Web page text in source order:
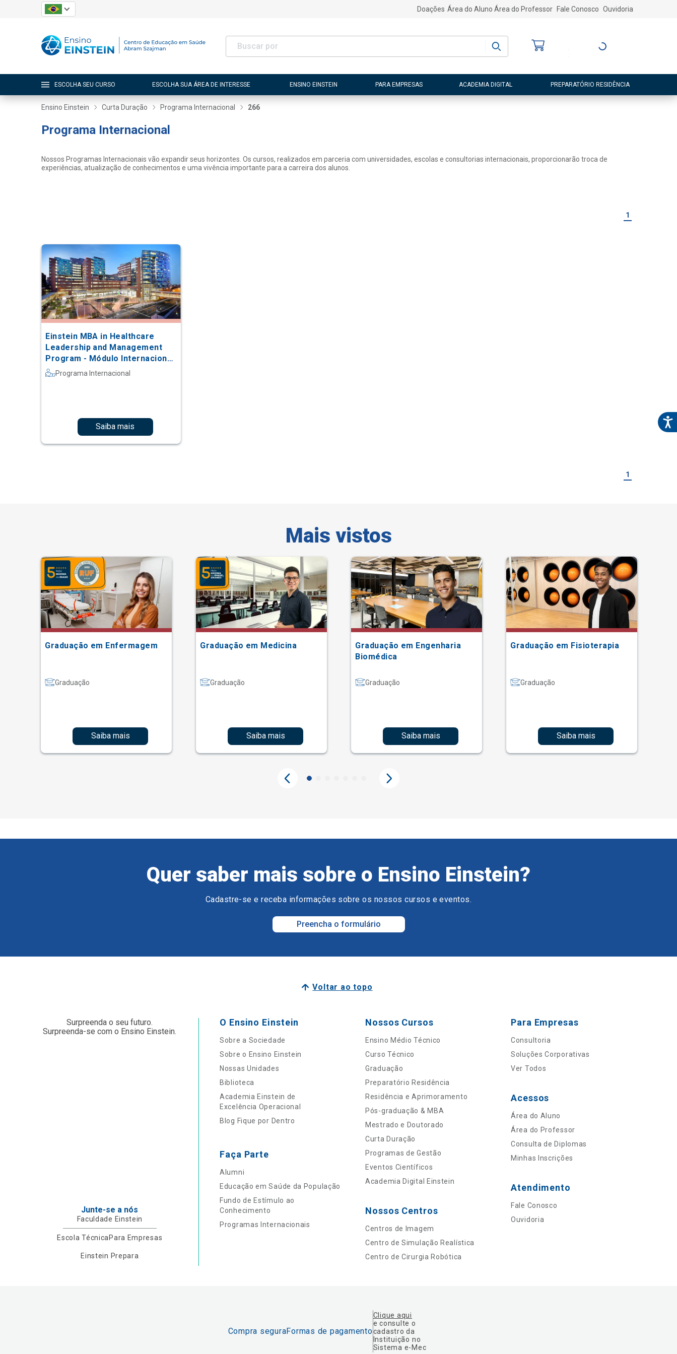
Doações Área do Aluno Área do Professor Fale Conosco Ouvidoria
Entre ou Cadastre-
ESCOLHA SEU CURSO ESCOLHA SUA ÁREA DE INTERESSE ENSINO EINSTEIN PARA EMPRESAS ACADEMIA DIGITAL PREPARATÓRIO RESIDÊNCIA
Ensino Einstein Curta Duração Programa Internacional 266
Programa Internacional
Nossos Programas Internacionais vão expandir seus horizontes. Os cursos, realizados em parceria com universidades, escolas e consultorias internacionais, proporcionarão troca de
experiências, atualização de conhecimentos e uma vivência importante para a carreira dos alunos.
1
Einstein MBA in Healthcare
Leadership and Management
Program - Módulo Internacional
na Johns Hopkins
Programa Internacional
Saiba mais
1
Mais vistos
Graduação em Enfermagem
Graduação
Saiba mais
Graduação em Medicina
Graduação
Saiba mais
Graduação em Engenharia
Biomédica
Graduação
Saiba mais
Graduação em Fisioterapia
Graduação
Saiba mais
Quer saber mais sobre o Ensino Einstein?
Cadastre-se e receba informações sobre os nossos cursos e eventos.
Preencha o formulário
Voltar ao topo
Surpreenda o seu futuro.
Surpreenda-se com o Ensino Einstein.
Junte-se a nós
Faculdade Einstein
Escola Técnica Para Empresas
Einstein Prepara
O Ensino Einstein
Sobre a Sociedade
Sobre o Ensino Einstein
Nossas Unidades
Biblioteca
Academia Einstein de
Excelência Operacional
Blog Fique por Dentro
Faça Parte
Alumni
Educação em Saúde da População
Fundo de Estímulo ao
Conhecimento
Programas Internacionais
Nossos Cursos
Ensino Médio Técnico
Curso Técnico
Graduação
Preparatório Residência
Residência e Aprimoramento
Pós-graduação & MBA
Mestrado e Doutorado
Curta Duração
Programas de Gestão
Eventos Científicos
Academia Digital Einstein
Nossos Centros
Centros de Imagem
Centro de Simulação Realística
Centro de Cirurgia Robótica
Para Empresas
Consultoria
Soluções Corporativas
Ver Todos
Acessos
Área do Aluno
Área do Professor
Consulta de Diplomas
Minhas Inscrições
Atendimento
Fale Conosco
Ouvidoria
Compra seguraFormas de pagamento
Clique aqui
e consulte o
cadastro da
Instituição no
Sistema e-Mec